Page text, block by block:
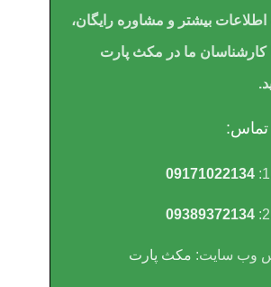
بیشتر و مشاوره رایگان،
کارشناسان ما در مکث پارت
09171022134
09389372134
وب سایت: مکث پارت